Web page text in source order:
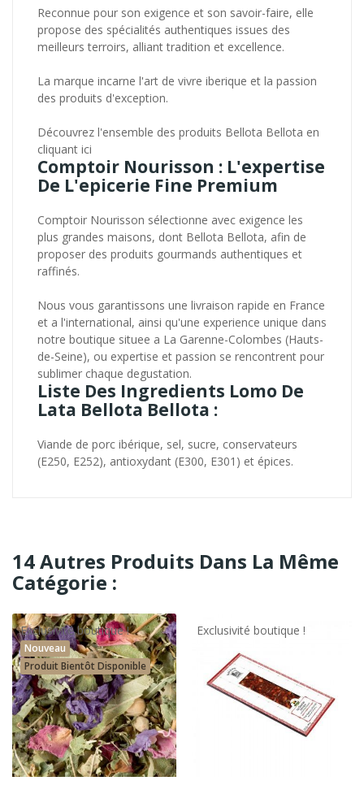
Reconnue pour son exigence et son savoir-faire, elle
propose des spécialités authentiques issues des
meilleurs terroirs, alliant tradition et excellence.
La marque incarne l'art de vivre iberique et la passion
des produits d'exception.
Découvrez l'ensemble des produits Bellota Bellota en
cliquant ici
Comptoir Nourisson : L'expertise
De L'epicerie Fine Premium
Comptoir Nourisson sélectionne avec exigence les
plus grandes maisons, dont Bellota Bellota, afin de
proposer des produits gourmands authentiques et
raffinés.
Nous vous garantissons une livraison rapide en France
et a l'international, ainsi qu'une experience unique dans
notre boutique situee a La Garenne-Colombes (Hauts-
de-Seine), ou expertise et passion se rencontrent pour
sublimer chaque degustation.
Liste Des Ingredients Lomo De
Lata Bellota Bellota :
Viande de porc ibérique, sel, sucre, conservateurs
(E250, E252), antioxydant (E300, E301) et épices.
14 Autres Produits Dans La Même
Catégorie :
Exclusivité boutique !
Nouveau
Produit Bientôt Disponible
Exclusivité boutique !